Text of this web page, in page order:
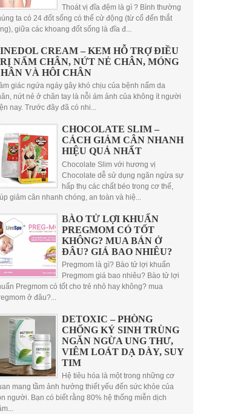
Thoát vị đĩa đệm là gì ? Bình thường
ta có 24 đốt sống có thể cử động (từ cổ đến thắt
giữa các khoang đốt sống là đĩa đ...
CREAM – KEM HỖ TRỢ ĐIỀU
NẤM CHÂN, NỨT NẺ CHÂN, MÓNG
VÀ HÔI CHÂN
giác ngứa ngáy gây khó chịu của bệnh nấm da
nứt nẻ ở chân tay là nỗi ám ảnh của không ít người
nay. Trước đây đã có nhi...
CHOCOLATE SLIM –
CÁCH GIẢM CÂN NHANH
HIỆU QUẢ NHẤT
Chocolate Slim với hương vị
Chocolate dễ sử dụng ngăn ngừa sự
hấp thụ các chất béo trong cơ thể,
giảm cân nhanh chóng, an toàn và hiệ...
BÀO TỬ LỢI KHUẨN
PREGMOM CÓ TỐT
KHÔNG? MUA BÁN Ở
ĐÂU? GIÁ BAO NHIÊU?
Pregmom là gì? Bào tử lợi khuẩn
Pregmom giá bao nhiêu? Bào tử lợi
Pregmom có tốt cho trẻ nhỏ hay không? mua
ở đâu?...
DETOXIC – PHÒNG
CHỐNG KÝ SINH TRÙNG
NGĂN NGỪA UNG THƯ,
VIÊM LOÁT DẠ DÀY, SUY
TIM
Hệ tiêu hóa là một trong những cơ
mang tầm ảnh hưởng thiết yếu đến sức khỏe của
người. Bạn có biết rằng 80% hệ thống miễn dịch